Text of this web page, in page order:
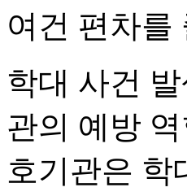
여건 편차를
학대 사건
관의 예방
호기관은 학